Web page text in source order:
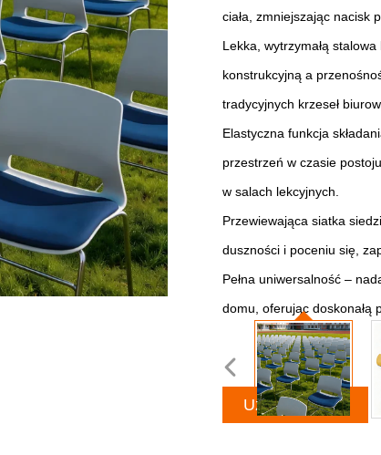
ciała, zmniejszając nacisk
Lekka, wytrzymałą
konstrukcyjną a
tradycyjnych krzeseł
Elastyczna funkcja
przestrzeń w czasie
w salach lekcyjnych.
Przewiewająca siatka
duszności i poceniu się,
Pełna uniwersalność –
domu, oferując doskonałą
Uzyskaj ofertę